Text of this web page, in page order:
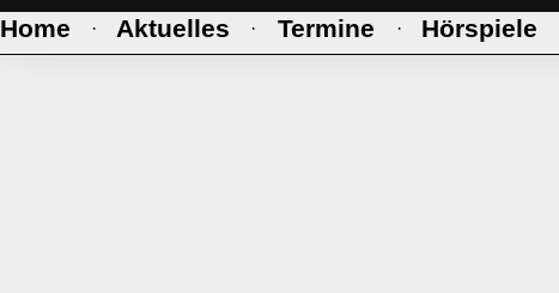
Home · Aktuelles · Termine · Hörspiele